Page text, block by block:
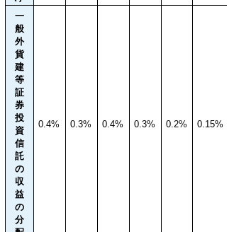
一
般
外
貨
建
等
証
券
投
資
信
託
の
収
益
の
分
0.4% 0.3% 0.4% 0.3% 0.2% 0.15%